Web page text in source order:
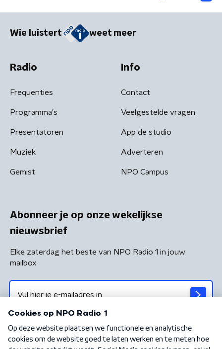
Wie luistert weet meer
Radio
Frequenties
Programma's
Presentatoren
Muziek
Gemist
Info
Contact
Veelgestelde vragen
App de studio
Adverteren
NPO Campus
Abonneer je op onze wekelijkse
nieuwsbrief
Elke zaterdag het beste van NPO Radio 1 in jouw
mailbox